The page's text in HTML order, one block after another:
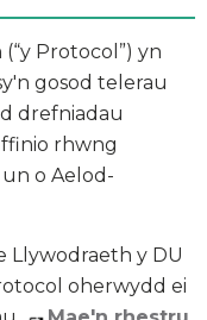
Protocol”) yn
gosod telerau
drefniadau
ffinio rhwng
o Aelod-
Llywodraeth y DU
oherwydd ei